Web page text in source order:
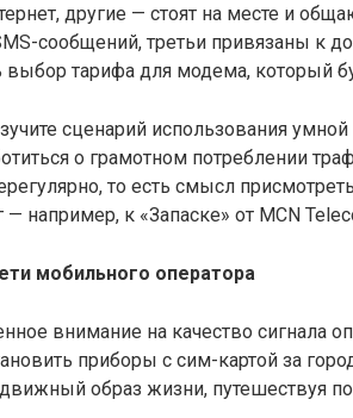
другие — стоят на месте и
сообщений, третьи привязаны к
тарифа для модема, который
сценарий использования
о грамотном потреблении
то есть смысл
— например, к «Запаске» от MCN
мобильного оператора
внимание на качество сигнала
приборы с сим-картой за
образ жизни, путешествуя